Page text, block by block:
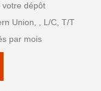
votre dépôt
Union, , L/C, T/T
par mois